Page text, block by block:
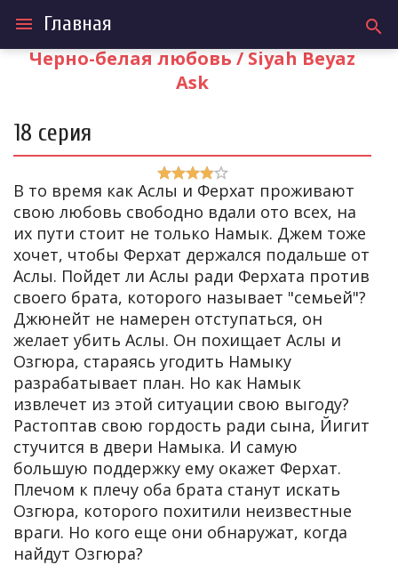
menu Главная search
Черно-белая любовь / Siyah Beyaz
Ask
18 серия
В то время как Аслы и Ферхат проживают
свою любовь свободно вдали ото всех, на
их пути стоит не только Намык. Джем тоже
хочет, чтобы Ферхат держался подальше от
Аслы. Пойдет ли Аслы ради Ферхата против
своего брата, которого называет "семьей"?
Джюнейт не намерен отступаться, он
желает убить Аслы. Он похищает Аслы и
Озгюра, стараясь угодить Намыку
разрабатывает план. Но как Намык
извлечет из этой ситуации свою выгоду?
Растоптав свою гордость ради сына, Йигит
стучится в двери Намыка. И самую
большую поддержку ему окажет Ферхат.
Плечом к плечу оба брата станут искать
Озгюра, которого похитили неизвестные
враги. Но кого еще они обнаружат, когда
найдут Озгюра?